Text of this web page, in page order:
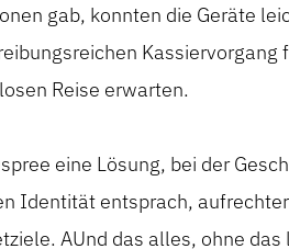
gab, konnten die Geräte
Reise erwarten.
eine Lösung, bei der
Identität entsprach,
. AUnd das alles, ohne das